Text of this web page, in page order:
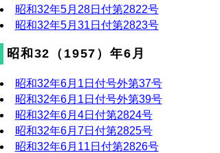
昭和32年5月28日付第2822号
昭和32年5月31日付第2823号
昭和32（1957）年6月
昭和32年6月1日付号外第37号
昭和32年6月1日付号外第39号
昭和32年6月4日付第2824号
昭和32年6月7日付第2825号
昭和32年6月11日付第2826号